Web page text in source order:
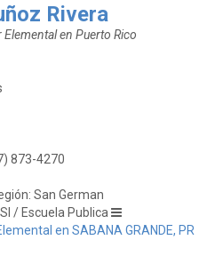
Rivera
en Puerto Rico
873-4270
San German
/ Escuela Publica
en SABANA GRANDE, PR